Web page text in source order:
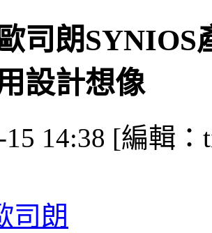
司朗SYNIOS
設計想像
15 14:38 [編輯：
司朗